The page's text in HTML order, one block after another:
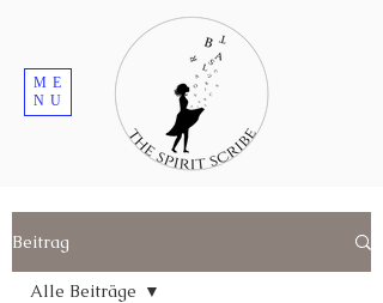
ME
NU
Beitrag
Alle Beiträge